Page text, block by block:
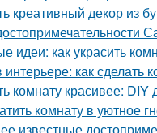
креативный декор из
идеи: как украсить
как сделать
комнату красивее: DIY
комнату в уютное